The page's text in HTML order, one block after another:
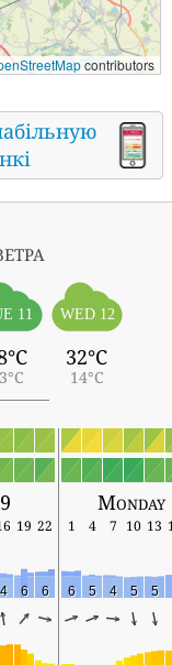
contributors
11 WED 12
32°C
14°C
Monday
19 22 1 4 7 10 13
4 6 6 6 5 4 5 5